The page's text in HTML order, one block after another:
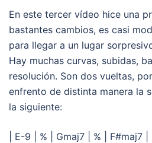
En este tercer vídeo hice una
bastantes cambios, es casi
para llegar a un lugar
Hay muchas curvas, subidas,
resolución. Son dos vueltas,
enfrento de distinta manera la
la siguiente:
| E-9 | % | Gmaj7 | % | F#maj7